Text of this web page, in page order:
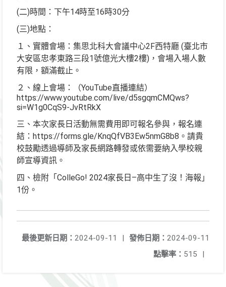
(二)時間：下午14時至16時30分
(三)地點：
１、實體會場：集思北科大會議中心2F西特廳 (臺北市
大安區忠孝東路三段1號億光大樓2樓)，會場入場人數
有限，額滿截止。
２、線上會場：（YouTube直播連結）
https://www.youtube.com/live/d5sgqmCMQws?
si=W1g0CqS9-JvRtRkX
三、本次家長日活動無需費用即可報名參與，報名連
結：https://forms.gle/KnqQfVB3Ew5nmG8b8。請貴
校鼓勵透過導師及家長網路轉發或依需要納入學校親
師宣導資訊。
四、檢附「ColleGo! 2024家長日–高中生了沒！海報」
1份。
發佈日期： 2024-09-11
最後更新日期： 2024-09-11
|
點擊率： 515 |